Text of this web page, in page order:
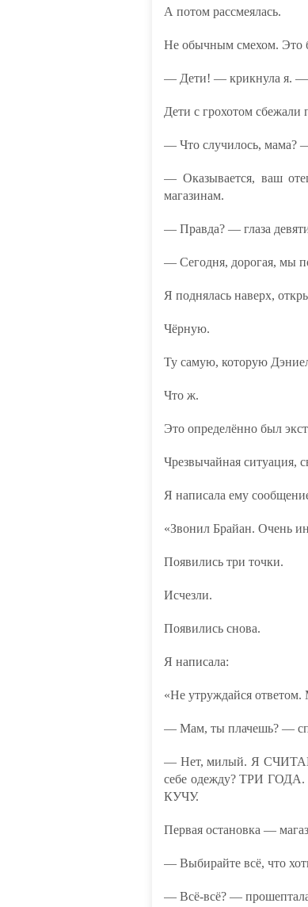
А потом рассмеялась.
Не обычным смехом. Это
— Дети! — крикнула я. —
Дети с грохотом сбежали
— Что случилось, мама?
— Оказывается, ваш
магазинам.
— Правда? — глаза
— Сегодня, дорогая, мы
Я поднялась наверх,
Чёрную.
Ту самую, которую
Что ж.
Это определённо был
Чрезвычайная ситуация,
Я написала ему
«Звонил Брайан. Очень
Появились три точки.
Исчезли.
Появились снова.
Я написала:
«Не утруждайся
— Мам, ты плачешь? —
— Нет, милый. Я СЧИТАЮ.
себе одежду? ТРИ ГОДА.
КУЧУ.
Первая остановка —
— Выбирайте всё, что
— Всё-всё? — прошептала